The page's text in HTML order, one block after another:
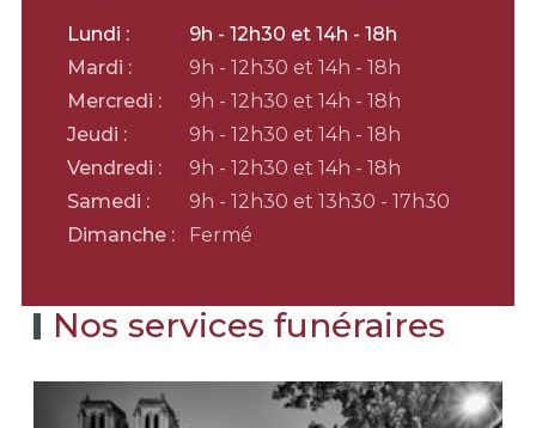
Lundi :
9h - 12h30 et 14h - 18h
Mardi :
9h - 12h30 et 14h - 18h
Mercredi :
9h - 12h30 et 14h - 18h
Jeudi :
9h - 12h30 et 14h - 18h
Vendredi :
9h - 12h30 et 14h - 18h
Samedi :
9h - 12h30 et 13h30 - 17h30
Dimanche :
Fermé
Nos services funéraires